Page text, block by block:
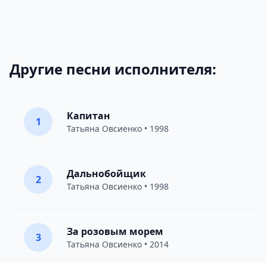
Другие песни исполнителя:
1 Капитан
Татьяна Овсиенко • 1998
2 Дальнобойщик
Татьяна Овсиенко • 1998
3 За розовым морем
Татьяна Овсиенко • 2014